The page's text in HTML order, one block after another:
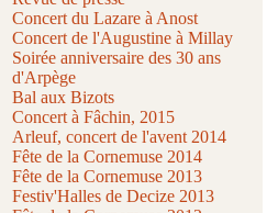
Concert du Lazare à Anost
Concert de l'Augustine à Millay
Soirée anniversaire des 30 ans
d'Arpège
Bal aux Bizots
Concert à Fâchin, 2015
Arleuf, concert de l'avent 2014
Fête de la Cornemuse 2014
Fête de la Cornemuse 2013
Festiv'Halles de Decize 2013